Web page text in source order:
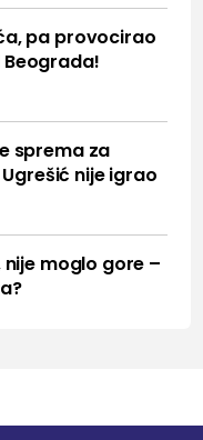
pa provocirao
sprema za
nije igrao
moglo gore –